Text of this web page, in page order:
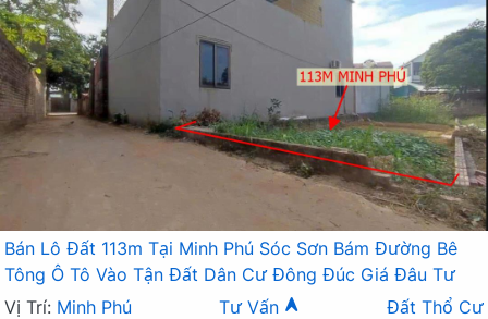
Bán Lô Đất 113m Tại Minh Phú Sóc Sơn Bám Đường Bê
Tông Ô Tô Vào Tận Đất Dân Cư Đông Đúc Giá Đâu Tư
Vị Trí: Minh Phú Tư Vấn
Đất Thổ Cư